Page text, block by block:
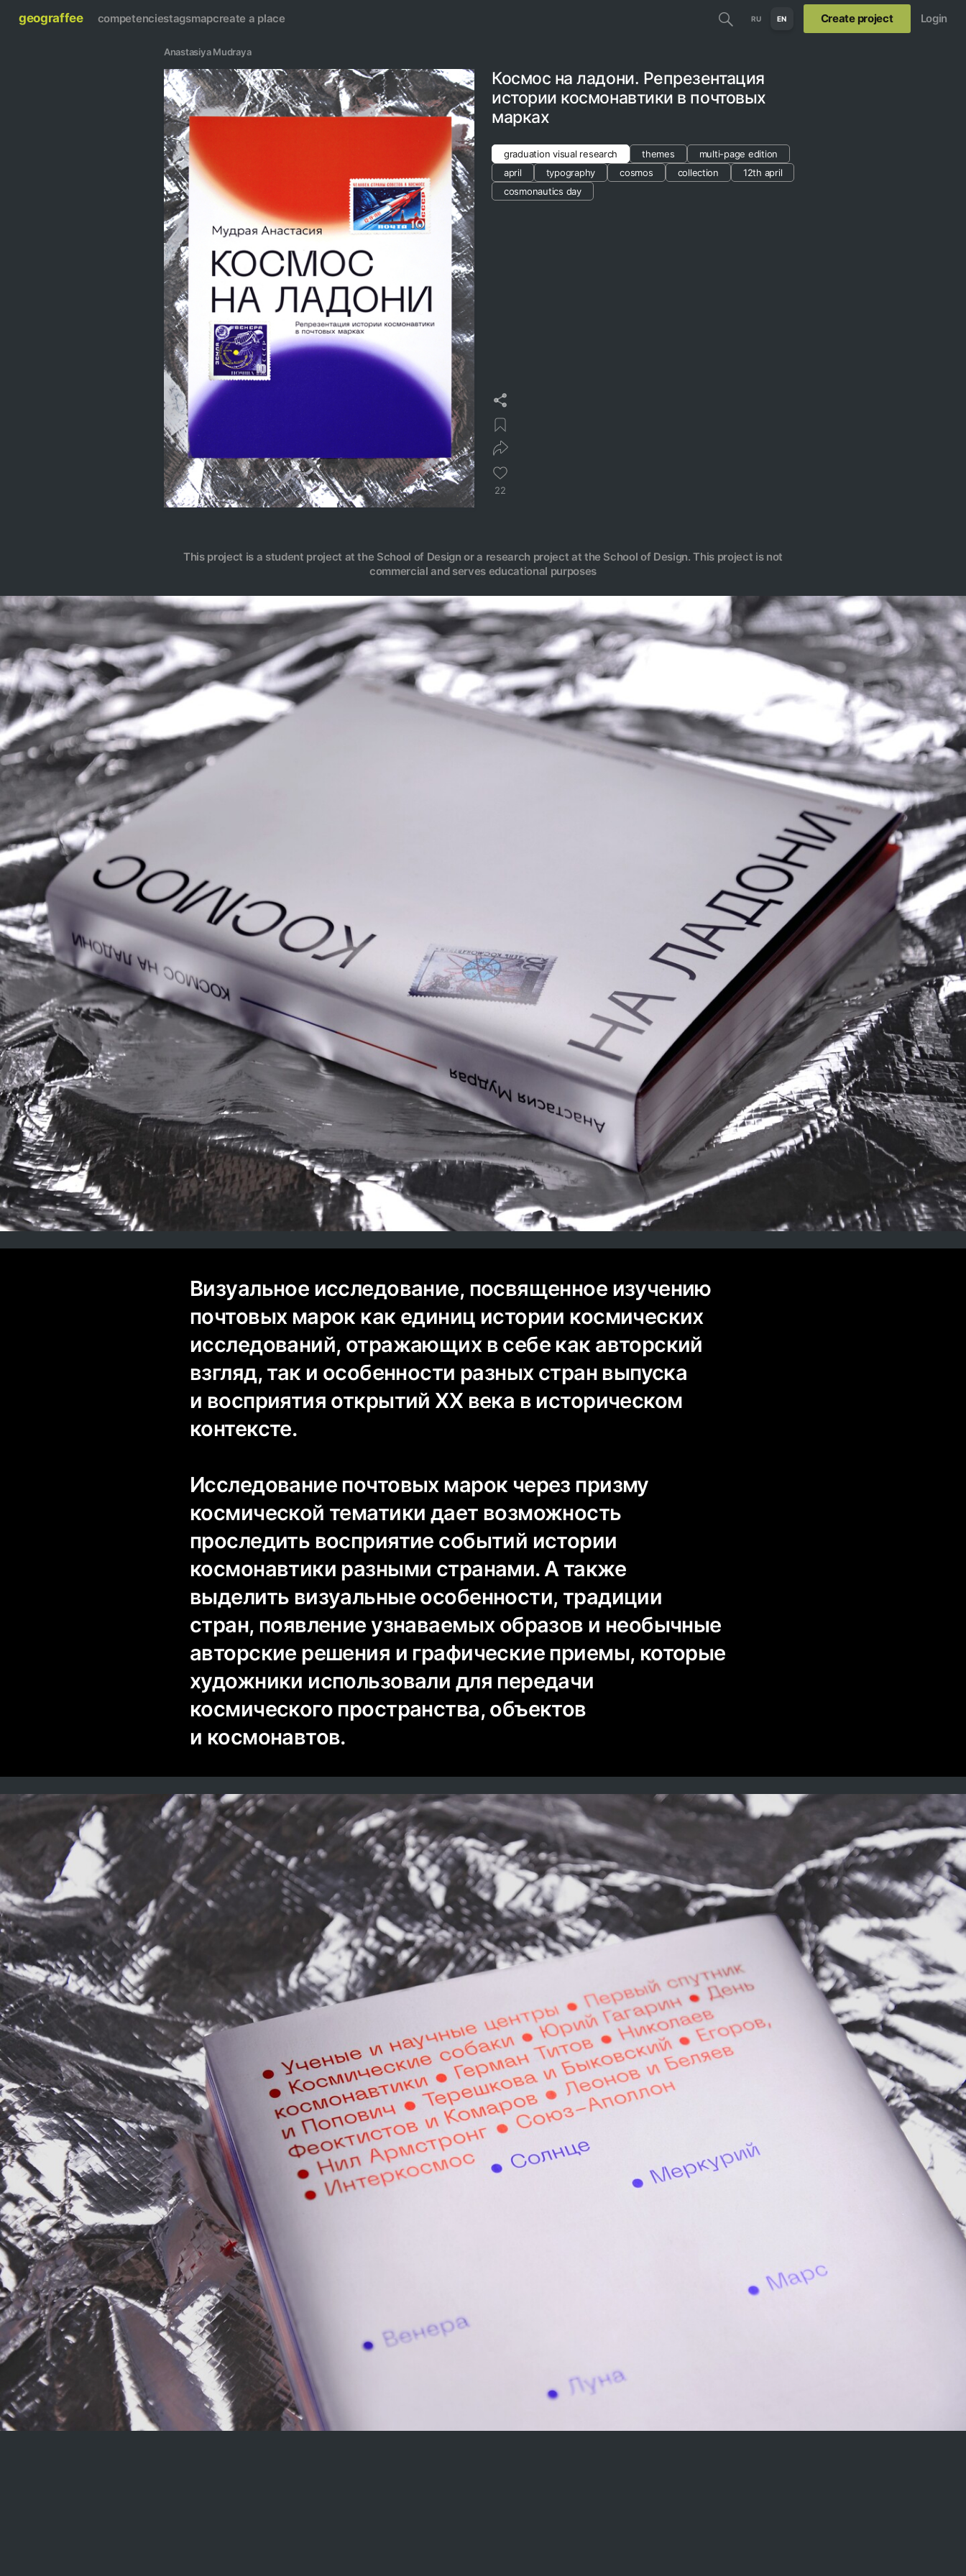
geograffee competenciestagsmapcreate a place RU EN Create project Login
Anastasiya Mudraya
Космос на ладони. Репрезентация
истории космонавтики в почтовых
марках
graduation visual research themes
multi-page edition
april
typography cosmos collection
12th april
cosmonautics day
22
This project is a student project at the School of Design or a research project at the School of Design. This project is not
commercial and serves educational purposes
Визуальное исследование, посвященное изучению
почтовых марок как единиц истории космических
исследований, отражающих в себе как авторский
взгляд, так и особенности разных стран выпуска
и восприятия открытий ХХ века в историческом
контексте.
Исследование почтовых марок через призму
космической тематики дает возможность
проследить восприятие событий истории
космонавтики разными странами. А также
выделить визуальные особенности, традиции
стран, появление узнаваемых образов и необычные
авторские решения и графические приемы, которые
художники использовали для передачи
космического пространства, объектов
и космонавтов.